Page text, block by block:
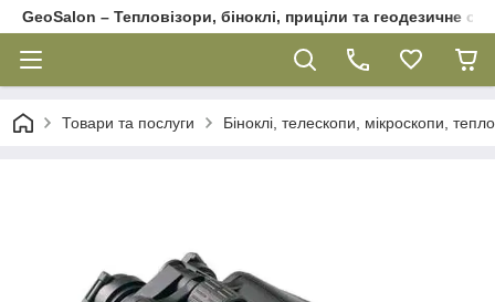
GeoSalon – Тепловізори, біноклі, приціли та геодезичне
Товари та послуги Біноклі, телескопи, мікроскопи,